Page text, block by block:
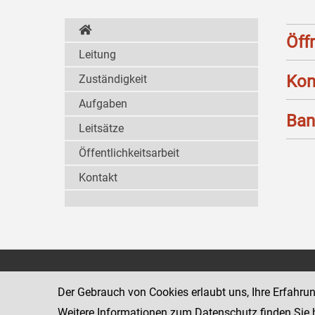
Leitung
Zuständigkeit
Aufgaben
Leitsätze
Öffentlichkeitsarbeit
Kontakt
www.justiz.gv.at/stak
Der Gebrauch von Cookies erlaubt uns, Ihre